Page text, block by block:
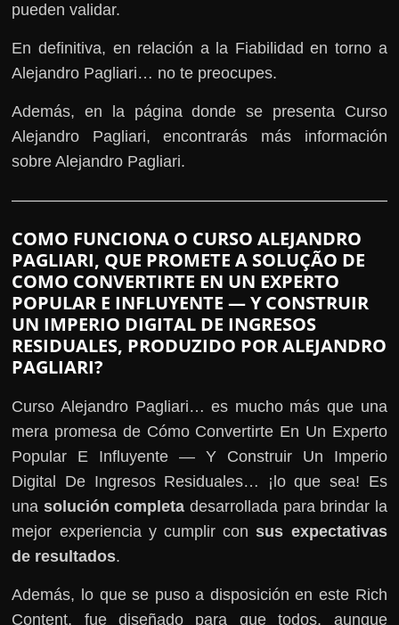
pueden validar.
En definitiva, en relación a la Fiabilidad en torno a
Alejandro Pagliari… no te preocupes.
Además, en la página donde se presenta Curso
Alejandro Pagliari, encontrarás más información
sobre Alejandro Pagliari.
COMO FUNCIONA O CURSO ALEJANDRO
PAGLIARI, QUE PROMETE A SOLUÇÃO DE
COMO CONVERTIRTE EN UN EXPERTO
POPULAR E INFLUYENTE — Y CONSTRUIR
UN IMPERIO DIGITAL DE INGRESOS
RESIDUALES, PRODUZIDO POR ALEJANDRO
PAGLIARI?
Curso Alejandro Pagliari… es mucho más que una
mera promesa de Cómo Convertirte En Un Experto
Popular E Influyente — Y Construir Un Imperio
Digital De Ingresos Residuales… ¡lo que sea! Es
una solución completa desarrollada para brindar la
mejor experiencia y cumplir consus expectativas
de resultados.
Además, lo que se puso a disposición en este Rich
Content, fue diseñado para que todos, aunque